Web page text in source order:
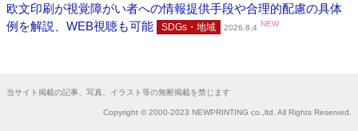
欧文印刷が視覚障がい者への情報提供手段や合理的配慮の具体
例を解説、WEB視聴も可能
SDGs・地域 2026.8.4 NEW
当サイト掲載の記事、写真、イラスト等の無断掲載を禁じます
Copyright © 2000-2023 NEWPRINTING co.,ltd. All Rights Reserved.